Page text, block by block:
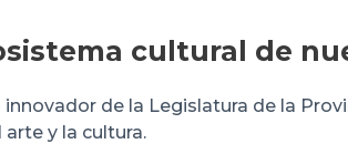
cultural de
de la Legislatura de la
y la cultura.